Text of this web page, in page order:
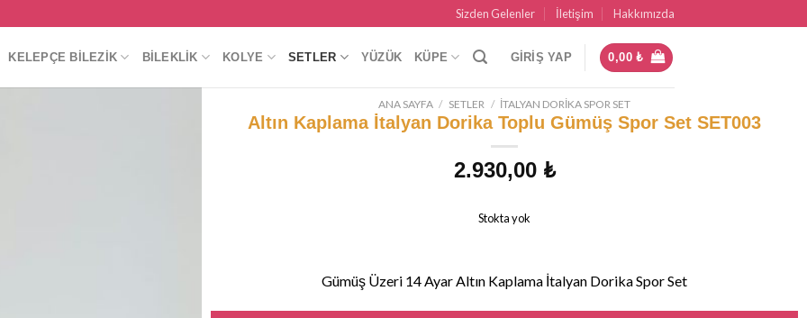
Sizden Gelenler İletişim Hakkımızda
KELEPÇE BILEZIK BILEKLIK KOLYE SETLER YÜZÜK KÜPE GIRIŞ YAP 0,00₺
ANA SAYFA / SETLER / İTALYAN DORIKA SPOR SET
Altın Kaplama İtalyan Dorika Toplu Gümüş Spor Set SET003
2.930,00 ₺
Stokta yok
Gümüş Üzeri 14 Ayar Altın Kaplama İtalyan Dorika Spor Set